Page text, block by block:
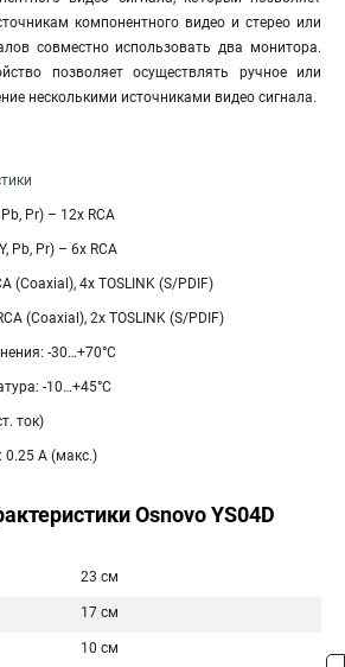
компонентного видео и стерео или
совместно использовать два монитора.
позволяет осуществлять ручное или
несколькими источниками видео сигнала.
Pr) – 12х RCA
Pb, Pr) – 6х RCA
(Coaxial), 4x TOSLINK (S/PDIF)
(Coaxial), 2x TOSLINK (S/PDIF)
-30…+70°C
-10…+45°C
ток)
0.25 А (макс.)
Osnovo YS04D
23 см
17 см
10 см